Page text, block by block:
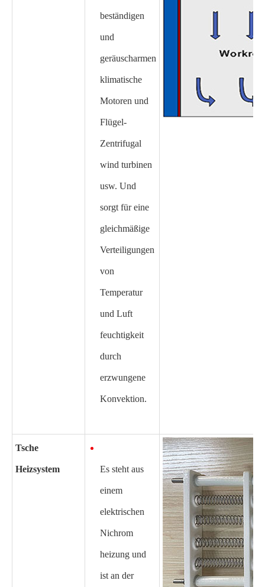
beständigen
und
geräuscharmen
klimatische
Motoren und
Flügel-
Zentrifugal
wind turbinen
usw. Und
sorgt für eine
gleichmäßige
Verteiligungen
von
Temperatur
und Luft
feuchtigkeit
durch
erzwungene
Konvektion.
Tsche
Heizsystem Es steht aus
einem
elektrischen
Nichrom
heizung und
ist an der